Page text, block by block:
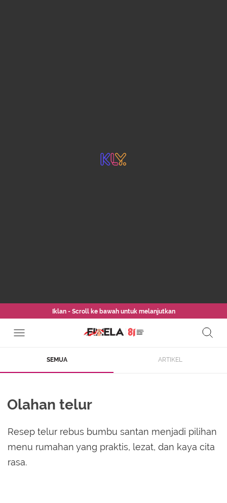
Iklan - Scroll ke bawah untuk melanjutkan
SEMUA ARTIKEL
Olahan telur
Resep telur rebus bumbu santan menjadi pilihan
menu rumahan yang praktis, lezat, dan kaya cita
rasa.